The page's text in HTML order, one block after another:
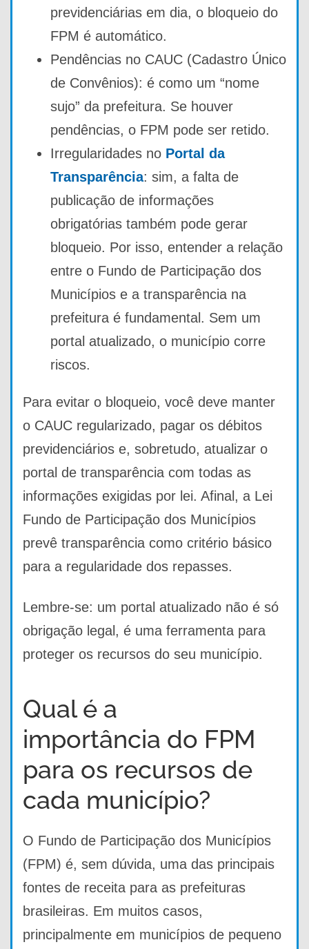
previdenciárias em dia, o bloqueio do
FPM é automático.
Pendências no CAUC (Cadastro Único
de Convênios): é como um “nome
sujo” da prefeitura. Se houver
pendências, o FPM pode ser retido.
Irregularidades no Portal da
Transparência: sim, a falta de
publicação de informações
obrigatórias também pode gerar
bloqueio. Por isso, entender a relação
entre o Fundo de Participação dos
Municípios e a transparência na
prefeitura é fundamental. Sem um
portal atualizado, o município corre
riscos.
Para evitar o bloqueio, você deve manter
o CAUC regularizado, pagar os débitos
previdenciários e, sobretudo, atualizar o
portal de transparência com todas as
informações exigidas por lei. Afinal, a Lei
Fundo de Participação dos Municípios
prevê transparência como critério básico
para a regularidade dos repasses.
Lembre-se: um portal atualizado não é só
obrigação legal, é uma ferramenta para
proteger os recursos do seu município.
Qual é a
importância do FPM
para os recursos de
cada município?
O Fundo de Participação dos Municípios
(FPM) é, sem dúvida, uma das principais
fontes de receita para as prefeituras
brasileiras. Em muitos casos,
principalmente em municípios de pequeno